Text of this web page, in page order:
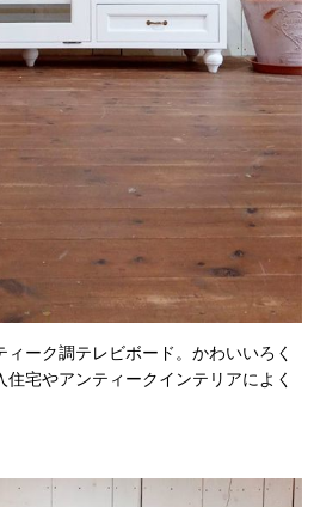
ーク調テレビボード。かわいいろく
宅やアンティークインテリアによく